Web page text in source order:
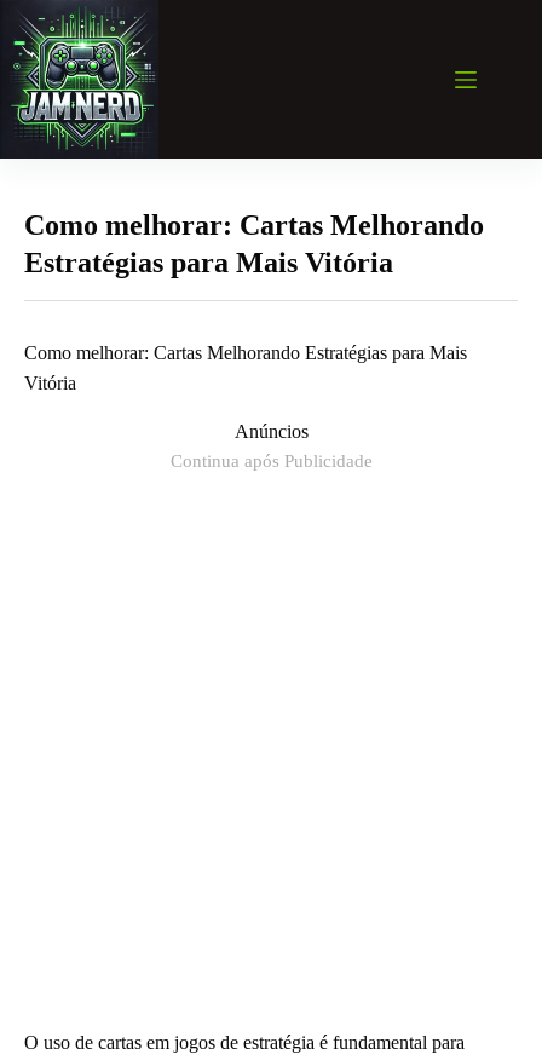
para
conteúdo
Como melhorar: Cartas Melhorando
Estratégias para Mais Vitória
Como melhorar: Cartas Melhorando Estratégias para Mais
Vitória
Anúncios
Continua após Publicidade
O uso de cartas em jogos de estratégia é fundamental para